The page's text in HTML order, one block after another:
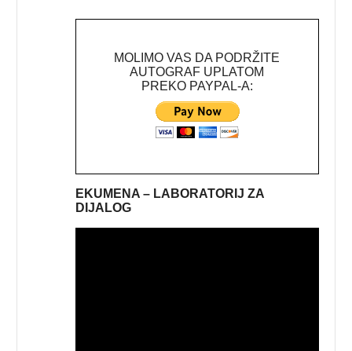
MOLIMO VAS DA PODRŽITE
AUTOGRAF UPLATOM
PREKO PAYPAL-A:
EKUMENA – LABORATORIJ ZA
DIJALOG